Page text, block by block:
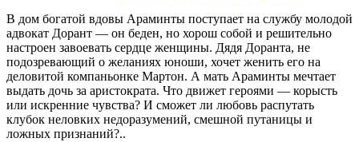
В дом богатой вдовы Араминты поступает на службу молодой
адвокат Дорант — он беден, но хорош собой и решительно
настроен завоевать сердце женщины. Дядя Доранта, не
подозревающий о желаниях юноши, хочет женить его на
деловитой компаньонке Мартон. А мать Араминты мечтает
выдать дочь за аристократа. Что движет героями — корысть
или искренние чувства? И сможет ли любовь распутать
клубок неловких недоразумений, смешной путаницы и
ложных признаний?..